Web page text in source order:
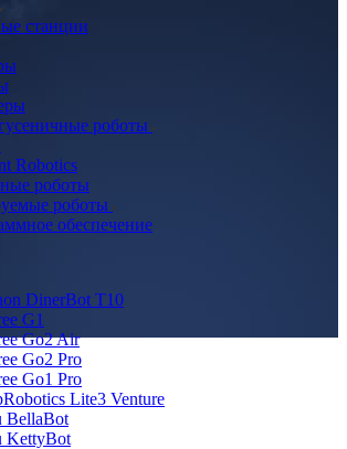
станции
роботы
Robotics
роботы
роботы
обеспечение
DinerBot T10
G1
Go2 Air
Go2 Pro
Go1 Pro
Lite3 Venture
BellaBot
KettyBot